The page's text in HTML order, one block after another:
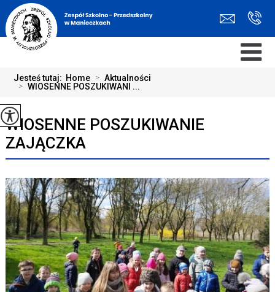
Jesteś tutaj: Home > Aktualności
> WIOSENNE POSZUKIWANI ...
WIOSENNE POSZUKIWANIE
ZAJĄCZKA